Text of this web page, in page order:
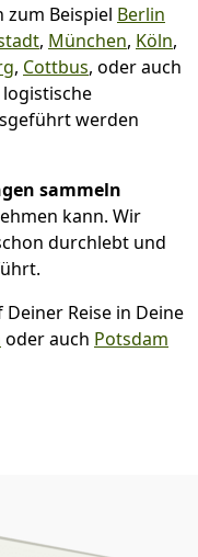
zum Beispiel Berlin
, München, Köln,
, Cottbus, oder auch
werden
sammeln
kann. Wir
durchlebt und
Reise in Deine
oder auch Potsdam